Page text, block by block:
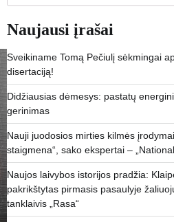
Naujausi įrašai
Sveikiname Tomą Pečiulį sėkmingai
disertaciją!
Didžiausias dėmesys: pastatų
gerinimas
Nauji juodosios mirties kilmės
staigmena“, sako ekspertai –
Naujos laivybos istorijos pradžia:
pakrikštytas pirmasis pasaulyje
tanklaivis „Rasa“